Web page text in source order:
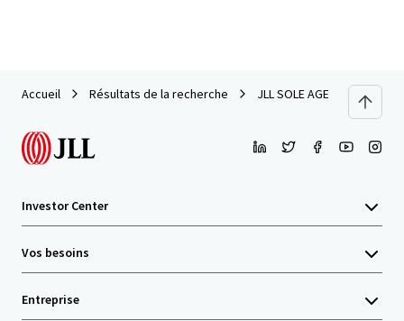
Accueil Résultats de la recherche JLL SOLE AGENT : Hotel
Investor Center
Vos besoins
Entreprise